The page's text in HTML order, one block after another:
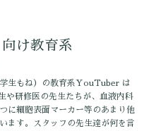
け教育系
生もね）の教育系YouTuber は
や研修医の先生たちが、血液内科
に細胞表面マーカー等のあまり他
ます。スタッフの先生達が何を言